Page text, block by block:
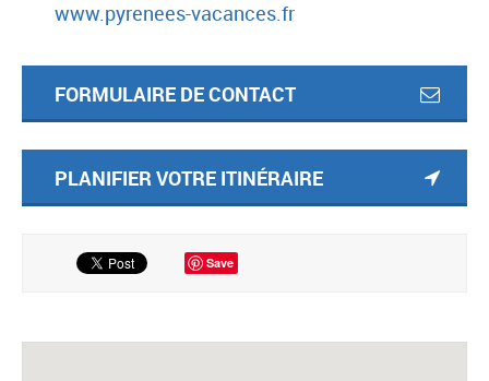
www.pyrenees-vacances.fr
FORMULAIRE DE CONTACT
PLANIFIER VOTRE ITINÉRAIRE
Save